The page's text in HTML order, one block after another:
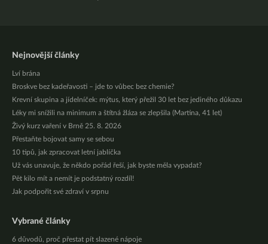
Nejnovější články
Lví brána
Broskve bez kadeřavosti – jde to vůbec bez chemie?
Krevní skupina a jídelníček: mýtus, který přežil 30 let bez jediného důkazu
Léky mi snížili na minimum a štítná žláza se zlepšila (Martina, 41 let)
Živý kurz vaření v Brně 25. 8. 2026
Přestaňte bojovat samy se sebou
10 tipů, jak zpracovat letní jablíčka
Už vás unavuje, že někdo pořád řeší, jak byste měla vypadat?
Pět kilo mít a nemít je podstatný rozdíl!
Jak podpořit své zdraví v srpnu
Vybrané články
6 důvodů, proč přestat pít slazené nápoje